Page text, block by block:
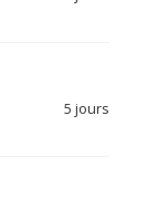
5 jours